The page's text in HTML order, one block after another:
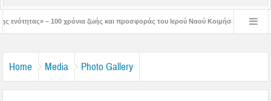
ζωής και προσφοράς του Ιερού Ναού Κοιμήσεως της Θεοτόκου Πτελεού
Home Media Photo Gallery